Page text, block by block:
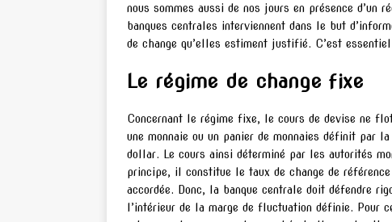
nous sommes aussi de nos jours en présence
banques centrales interviennent dans le but
de change qu’elles estiment justifié. C’est
Le régime de change fixe
Concernant le régime fixe, le cours de devise ne
une monnaie ou un panier de monnaies définit par
dollar. Le cours ainsi déterminé par les autorités
principe, il constitue le taux de change de
accordée. Donc, la banque centrale doit défendre
l’intérieur de la marge de fluctuation définie. Pour